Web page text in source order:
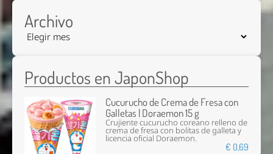
Archivo
Productos en JaponShop
Cucurucho de Crema de Fresa con
Galletas | Doraemon 15 g
Crujiente cucurucho coreano relleno de
crema de fresa con bolitas de galleta y
licencia oficial Doraemon.
€ 0,69